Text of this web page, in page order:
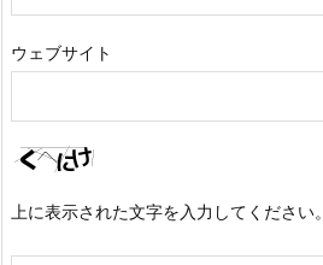
ウェブサイト
上に表示された文字を入力してください。